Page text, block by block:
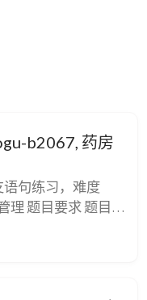
b2067, 药房
语句练习，难度
题目要求 题目
他管理。假设对于